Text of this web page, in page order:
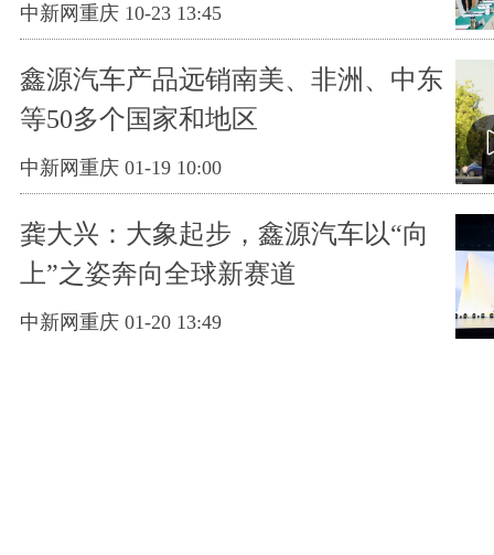
中新网重庆 10-23 13:45
鑫源汽车产品远销南美、非洲、中东
等50多个国家和地区
中新网重庆 01-19 10:00
龚大兴：大象起步，鑫源汽车以“向
上”之姿奔向全球新赛道
中新网重庆 01-20 13:49